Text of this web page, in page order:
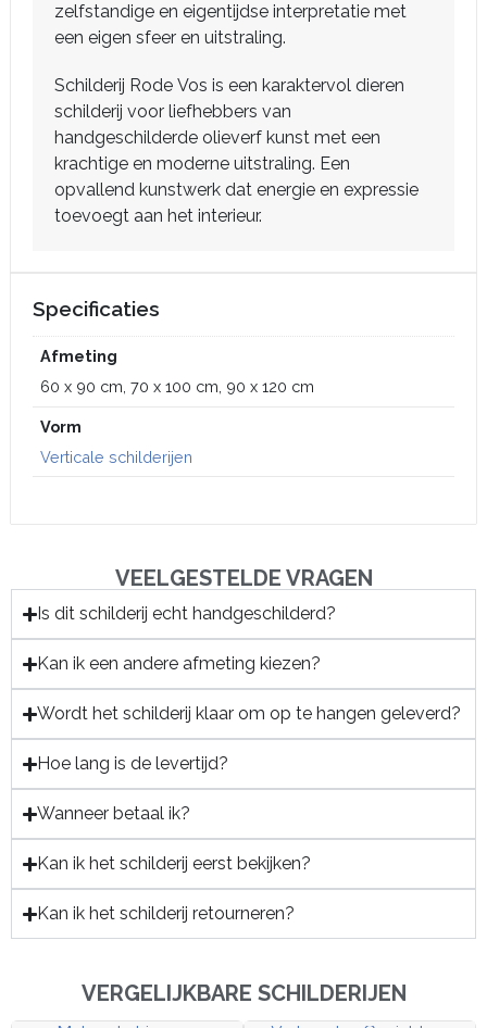
zelfstandige en eigentijdse interpretatie met
een eigen sfeer en uitstraling.
Schilderij Rode Vos is een karaktervol dieren
schilderij voor liefhebbers van
handgeschilderde olieverf kunst met een
krachtige en moderne uitstraling. Een
opvallend kunstwerk dat energie en expressie
toevoegt aan het interieur.
Specificaties
Afmeting
60 x 90 cm, 70 x 100 cm, 90 x 120 cm
Vorm
Verticale schilderijen
VEELGESTELDE VRAGEN
Is dit schilderij echt handgeschilderd?
Kan ik een andere afmeting kiezen?
Wordt het schilderij klaar om op te hangen geleverd?
Hoe lang is de levertijd?
Wanneer betaal ik?
Kan ik het schilderij eerst bekijken?
Kan ik het schilderij retourneren?
VERGELIJKBARE SCHILDERIJEN